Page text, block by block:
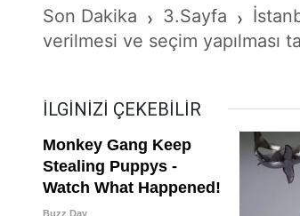
Son Dakika › 3.Sayfa ›
verilmesi ve seçim yapılması